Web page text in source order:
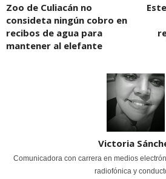
Zoo de Culiacán no
consideta ningún cobro en
recibos de agua para
mantener al elefante
Victoria
Comunicadora con carrera en medios
radiofónica y